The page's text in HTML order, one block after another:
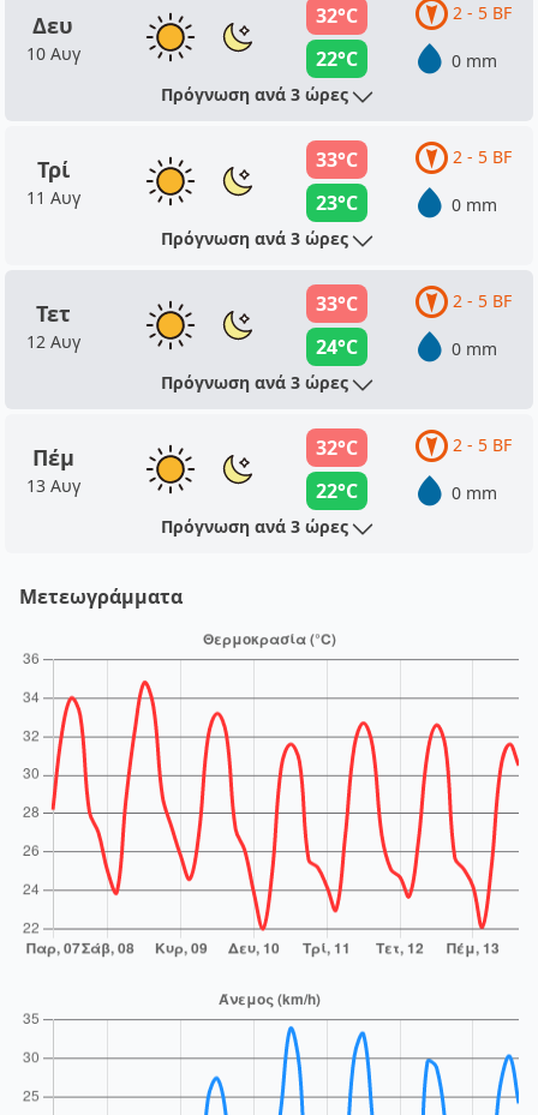
Δευ
10 Αυγ
32°C
22°C
2 - 5 BF
0 mm
Πρόγνωση ανά 3 ώρες
Τρί
11 Αυγ
33°C
23°C
2 - 5 BF
0 mm
Πρόγνωση ανά 3 ώρες
Τετ
12 Αυγ
33°C
24°C
2 - 5 BF
0 mm
Πρόγνωση ανά 3 ώρες
Πέμ
13 Αυγ
32°C
22°C
2 - 5 BF
0 mm
Πρόγνωση ανά 3 ώρες
Μετεωγράμματα